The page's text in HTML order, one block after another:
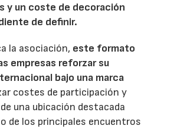
y un coste de decoración
de definir.
la asociación, este formato
empresas reforzar su
bajo una marca
costes de participación y
una ubicación destacada
de los principales encuentros